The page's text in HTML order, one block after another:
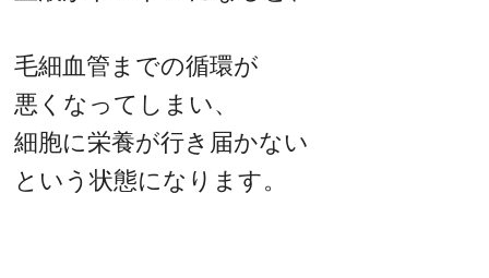
毛細血管までの循環が
悪くなってしまい、
細胞に栄養が行き届かない
という状態になります。